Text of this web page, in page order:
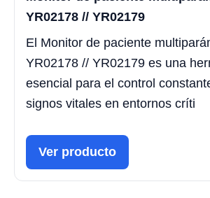
YR02178 // YR02179
El Monitor de paciente
YR02178 // YR02179 es una
esencial para el control
signos vitales en entornos críti
Ver producto